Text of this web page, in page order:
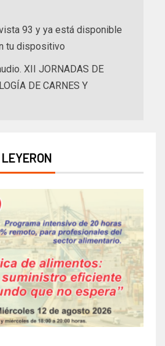
93 y ya está disponible
tu dispositivo
XII JORNADAS DE
DE CARNES Y